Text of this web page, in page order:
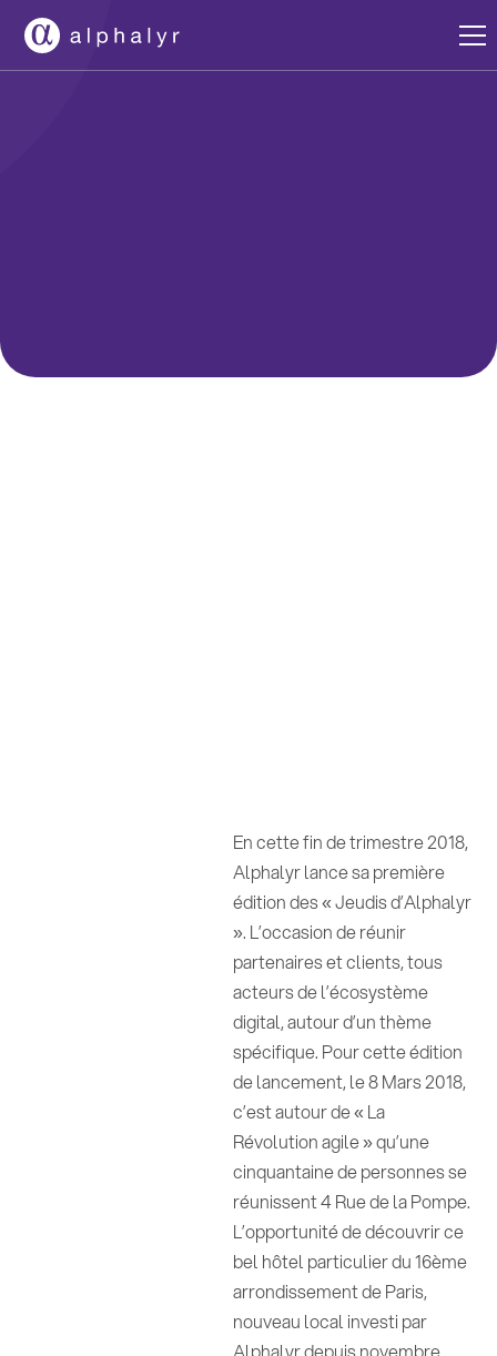
En cette fin de trimestre 2018,
Alphalyr lance sa première
édition des « Jeudis d’Alphalyr
». L’occasion de réunir
partenaires et clients, tous
acteurs de l’écosystème
digital, autour d’un thème
spécifique. Pour cette édition
de lancement, le 8 Mars 2018,
c’est autour de « La
Révolution agile » qu’une
cinquantaine de personnes se
réunissent 4 Rue de la Pompe.
L’opportunité de découvrir ce
bel hôtel particulier du 16ème
arrondissement de Paris,
nouveau local investi par